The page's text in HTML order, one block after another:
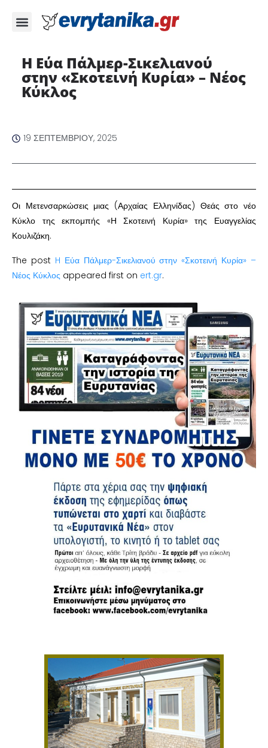
H Εύα Πάλμερ-Σικελιανού
στην «Σκοτεινή Κυρία» – Νέος
Κύκλος
19 ΣΕΠΤΕΜΒΡΊΟΥ, 2025
Οι Μετενσαρκώσεις μιας (Αρχαίας Ελληνίδας) Θεάς στο νέο
Κύκλο της εκπομπής «Η Σκοτεινή Κυρία» της Ευαγγελίας
Κουλιζάκη.
The post H Εύα Πάλμερ-Σικελιανού στην «Σκοτεινή Κυρία» –
Νέος Κύκλος appeared first on ert.gr.